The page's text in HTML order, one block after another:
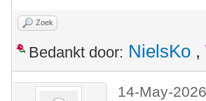
Zoek
Bedankt door: NielsKo ,
14-May-